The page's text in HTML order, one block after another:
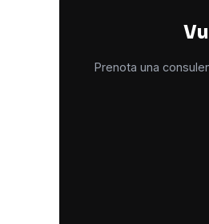
Prenota una